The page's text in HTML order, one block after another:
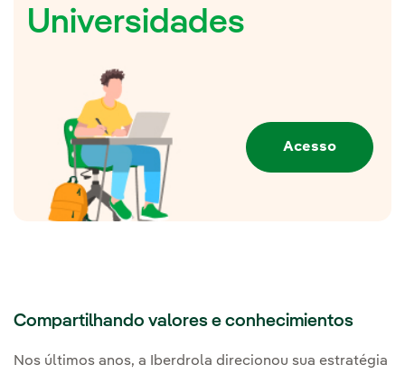
Universidades
Acesso
Compartilhando valores e conhecimientos
Nos últimos anos, a Iberdrola direcionou sua estratégia